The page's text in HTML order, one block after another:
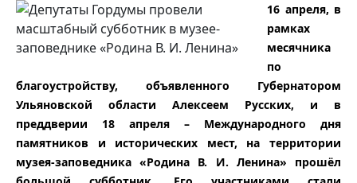
16 апреля, в
рамках
месячника
по
благоустройству, объявленного Губернатором
Ульяновской области Алексеем Русских, и в
преддверии 18 апреля – Международного дня
памятников и исторических мест, на территории
музея-заповедника «Родина В. И. Ленина» прошёл